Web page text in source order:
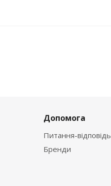
Допомога
Питання-відповідь
Бренди